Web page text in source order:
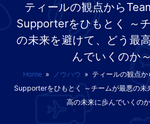
ティールの観点から
Supporterをひもとく ～
の未来を避けて、どう最
んでいくのか～
Home » ノウハウ » ティールの観点
Supporterをひもとく ～チームが最悪の未
高の未来に歩んでいくの